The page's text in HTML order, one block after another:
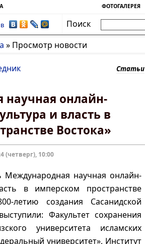
ФОТОГАЛЕРЕЯ
Поиск
» Просмотр новости
Статьи
онлайн-
и власть в
Востока»
(четверг), 10:00
Международная научная онлайн-
в имперском пространстве
летию создания Сасанидской
Факультет сохранения
университета исламских
университет», Институт